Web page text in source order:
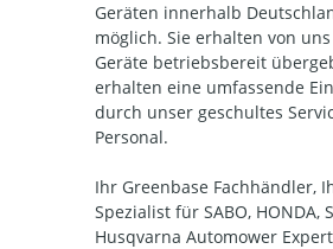
Geräten innerhalb
möglich. Sie erhalten von
Geräte betriebsbereit
erhalten eine umfassende
durch unser geschultes
Personal.
Ihr Greenbase Fachhändler,
Spezialist für SABO, HONDA,
Husqvarna Automower